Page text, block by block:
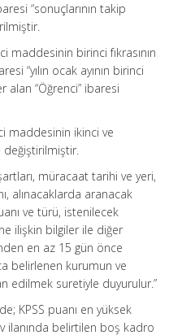
“sonuçlarının takip
maddesinin birinci fıkrasının
“yılın ocak ayının birinci
alan “Öğrenci” ibaresi
maddesinin ikinci ve
değiştirilmiştir.
müracaat tarihi ve yeri,
alınacaklarda aranacak
ve türü, istenilecek
ilişkin bilgiler ile diğer
en az 15 gün önce
belirlenen kurumun ve
edilmek suretiyle duyurulur.”
KPSS puanı en yüksek
ilanında belirtilen boş kadro